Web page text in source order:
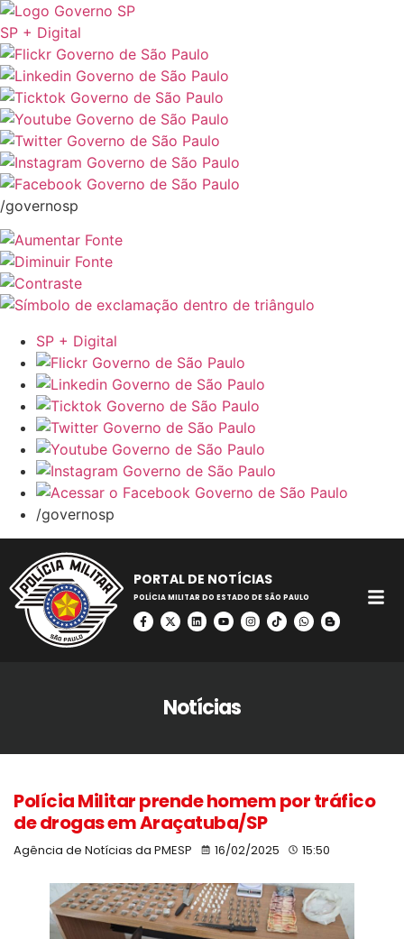
SP + Digital
/governosp
SP + Digital
/governosp
PORTAL DE NOTÍCIAS
POLÍCIA MILITAR DO ESTADO DE SÃO PAULO
Notícias
Polícia Militar prende homem por tráfico
de drogas em Araçatuba/SP
Agência de Notícias da PMESP 16/02/2025 15:50